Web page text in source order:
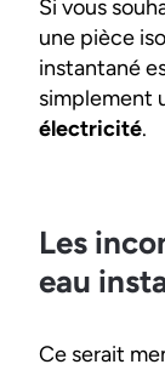
Si vous
une pièce
instantané
simplement
électricité.
Les
eau
Ce serait